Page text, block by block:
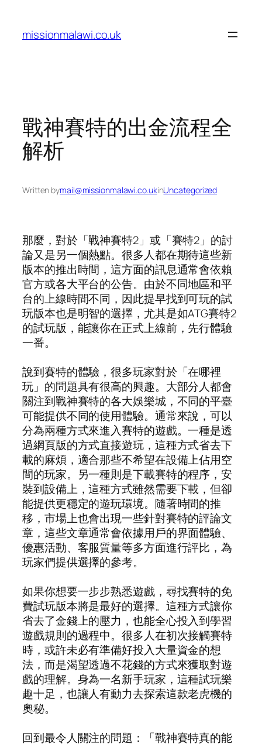
content
missionmalawi.co.uk
戰神賽特的出金流程全
解析
Written bymail@missionmalawi.co.ukinUncategorized
那麼，對於「戰神賽特2」或「賽特2」的討
論又是另一個熱點。很多人都在期待這些新
版本的推出時間，這方面的訊息通常會依賴
官方或各大平台的公告。由於不同地區和平
台的上線時間不同，因此提早找到可玩的試
玩版本也是明智的選擇，尤其是如ATG賽特2
的試玩版，能讓你在正式上線前，先行體驗
一番。
說到賽特的體驗，很多玩家對於「在哪裡
玩」的問題具有很高的興趣。大部分人都會
關注到戰神賽特的各大娛樂城，不同的平臺
可能提供不同的使用體驗。通常來說，可以
分為兩種方式來進入賽特的遊戲。一種是透
過網頁版的方式直接遊玩，這種方式省去下
載的麻煩，適合那些不希望在設備上佔用空
間的玩家。另一種則是下載賽特的程序，安
裝到設備上，這種方式雖然需要下載，但卻
能提供更穩定的遊玩環境。隨著時間的推
移，市場上也會出現一些針對賽特的評論文
章，這些文章通常會依據用戶的界面體驗、
優惠活動、客服質量等多方面進行評比，為
玩家們提供選擇的參考。
如果你想要一步步熟悉遊戲，尋找賽特的免
費試玩版本將是最好的選擇。這種方式讓你
省去了金錢上的壓力，也能全心投入到學習
遊戲規則的過程中。很多人在初次接觸賽特
時，或許未必有準備好投入大量資金的想
法，而是渴望透過不花錢的方式來獲取對遊
戲的理解。身為一名新手玩家，這種試玩樂
趣十足，也讓人有動力去探索這款老虎機的
奧秘。
回到最令人關注的問題：「戰神賽特真的能